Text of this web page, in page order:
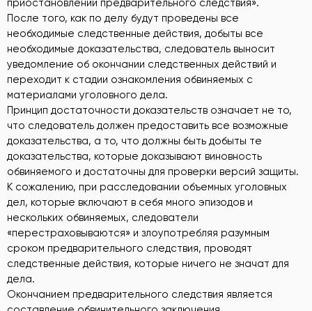
приостановлении предварительного следствия».
После того, как по делу будут проведены все
необходимые следственные действия, добыты все
необходимые доказательства, следователь выносит
уведомление об окончании следственных действий и
переходит к стадии ознакомления обвиняемых с
материалами уголовного дела.
Принцип достаточности доказательств означает не то,
что следователь должен предоставить все возможные
доказательства, а то, что должны быть добыты те
доказательства, которые доказывают виновность
обвиняемого и достаточны для проверки версий защиты.
К сожалению, при расследовании объемных уголовных
дел, которые включают в себя много эпизодов и
нескольких обвиняемых, следователи
«перестраховываются» и злоупотребляя разумным
сроком предварительного следствия, проводят
следственные действия, которые ничего не значат для
дела.
Окончанием предварительного следствия является